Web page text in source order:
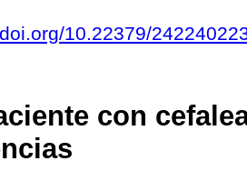
10.22379/
con